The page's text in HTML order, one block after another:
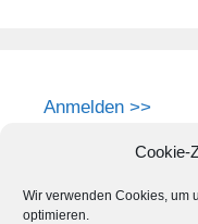
Cookie-
Wir verwenden Cookies, um
optimieren.
Anmelden >>